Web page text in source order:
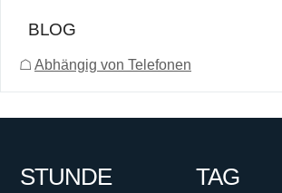
BLOG
☖ Abhängig von Telefonen
STUNDE TAG